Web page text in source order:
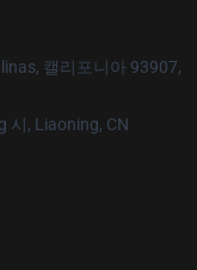
캘리포니아 93907,
시, Liaoning, CN